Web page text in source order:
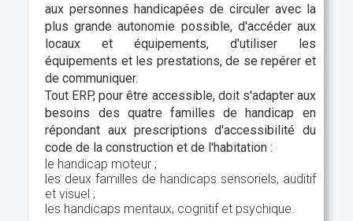
aux personnes handicapées de circuler avec la
plus grande autonomie possible, d'accéder aux
locaux et équipements, d'utiliser les
équipements et les prestations, de se repérer et
de communiquer.
Tout ERP, pour être accessible, doit s'adapter aux
besoins des quatre familles de handicap en
répondant aux prescriptions d'accessibilité du
code de la construction et de l'habitation :
le handicap moteur ;
les deux familles de handicaps sensoriels, auditif
et visuel ;
les handicaps mentaux, cognitif et psychique.